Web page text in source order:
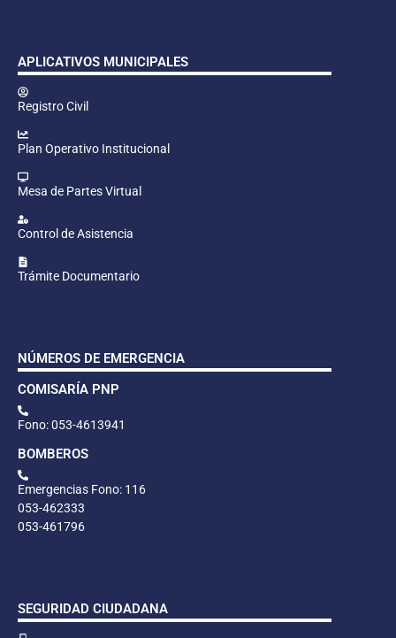
APLICATIVOS MUNICIPALES
Registro Civil
Plan Operativo Institucional
Mesa de Partes Virtual
Control de Asistencia
Trámite Documentario
NÚMEROS DE EMERGENCIA
COMISARÍA PNP
Fono: 053-4613941
BOMBEROS
Emergencias Fono: 116
053-462333
053-461796
SEGURIDAD CIUDADANA